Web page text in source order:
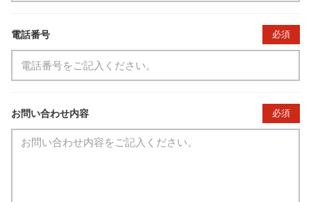
電話番号 必須
お問い合わせ内容 必須